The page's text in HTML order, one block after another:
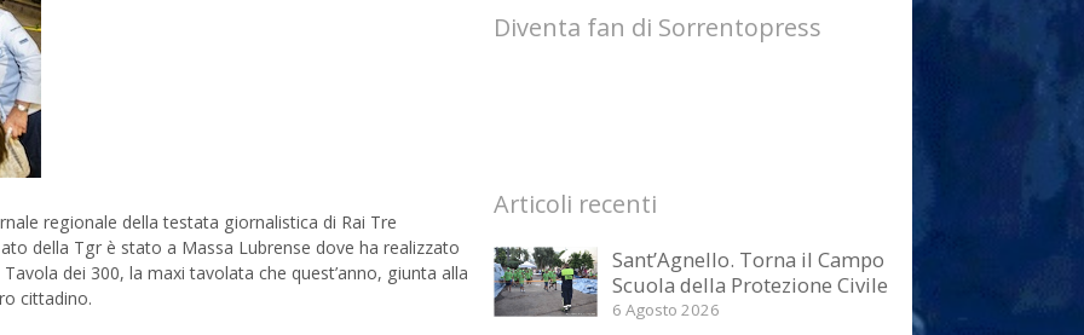
regionale della testata giornalistica di Rai Tre
della Tgr è stato a Massa Lubrense dove ha realizzato
dei 300, la maxi tavolata che quest’anno, giunta alla
cittadino.
Diventa fan di Sorrentopress
Articoli recenti
Sant’Agnello. Torna il Campo
Scuola della Protezione Civile
6 Agosto 2026